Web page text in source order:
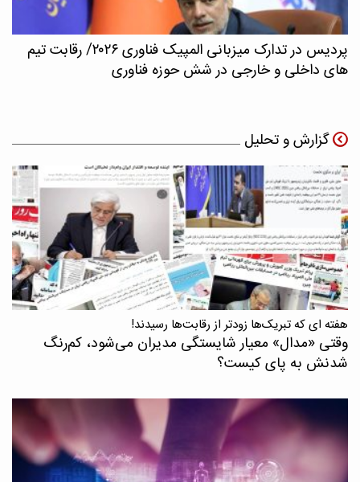
پردیس در تدارک میزبانی المپیک فناوری ۲۰۲۶/ رقابت تیم
های داخلی و خارجی در شش حوزه فناوری
گزارش و تحلیل
هفته ای که تبریک‌ها زودتر از رقابت‌ها رسیدند!
وقتی «مدال‌» معیار شایستگی مدیران می‌شود، کم‌رنگ
شدنش به پای کیست؟